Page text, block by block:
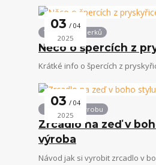
03 04
2025
Vše kolem šperků
Něco o špercích z
Krátké info o špercích z
03 04
2025
Návody na výrobu
Zrcadlo na zeď v
výroba
Návod jak si vyrobit zrcadlo v